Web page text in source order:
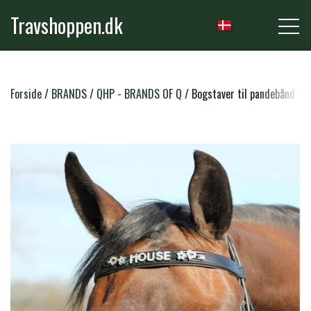
Travshoppen.dk
NYHEDER
GRIMER & TRÆKTOVE
TRENSER & TILBEHØR
SADLER & TILBEHØR
RYTTER
RIDEBUKSER & LEGGINS
TRØJER, BLUSER & T-SHIRTS
PLEJE & STALD
STRIGLER & TILBEHØR
Forside BRANDS QHP - BRANDS OF Q Bogstaver til pandebånd -